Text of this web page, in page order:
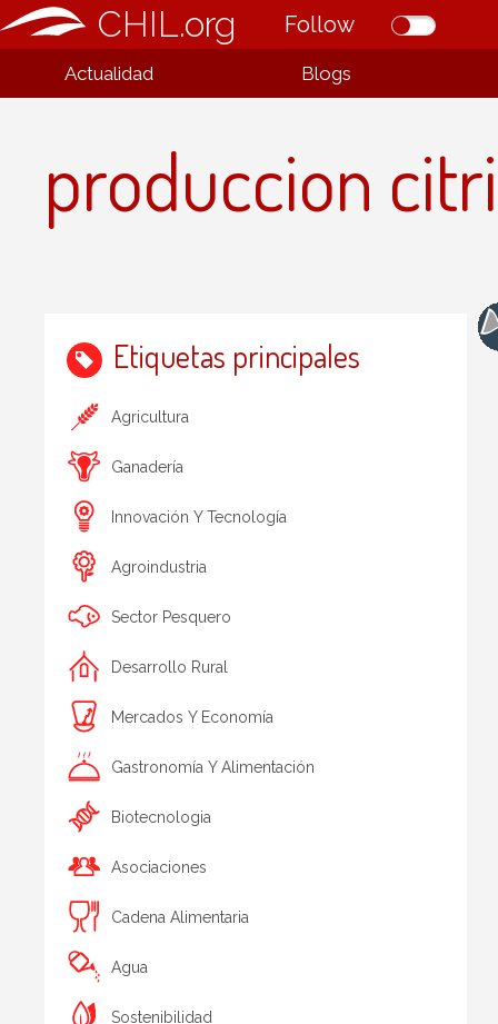
CHIL.org Follow
Actualidad Blogs
produccion
Etiquetas principales
Agricultura
Ganadería
Innovación Y Tecnología
Agroindustria
Sector Pesquero
Desarrollo Rural
Mercados Y Economía
Gastronomía Y Alimentación
Biotecnologia
Asociaciones
Cadena Alimentaria
Agua
Sostenibilidad